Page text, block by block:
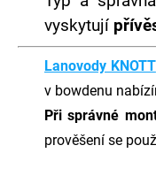
vyskytují
Lanovody KNOTT
v bowdenu
Při správné
prověšení se